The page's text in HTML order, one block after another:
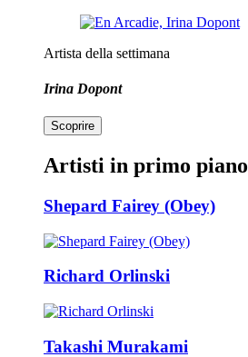
Artista della settimana
Irina Dopont
Scoprire
Artisti in primo piano
Shepard Fairey (Obey)
Richard Orlinski
Takashi Murakami